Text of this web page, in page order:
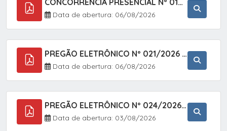
Data de abertura: 06/08/2026
PREGÃO ELETRÔNICO Nº 021/2026 - AQUISIÇÃO DE CONTENTORES E CARRINHOS, DESTINADOS A COLETIVA E MANEJO DE RESÍDUOS SÓLIDOS, ATRAVÉS DO SISTEMA DE REGISTRO DE PREÇOS (SRP)
Data de abertura: 06/08/2026
PREGÃO ELETRÔNICO Nº 024/2026 - AQUISIÇÃO DE GÁS MEDICINAL TIPO OXIGÊNIO (1,00 M3, 3,00 M3 E 10,00 M3), EM ATENDIMENTO À SECRETARIA MUNICIPAL DE SAÚDE, ATRAVÉS DO SISTEMA DE REGISTRO DE PREÇOS (SRP)
Data de abertura: 03/08/2026